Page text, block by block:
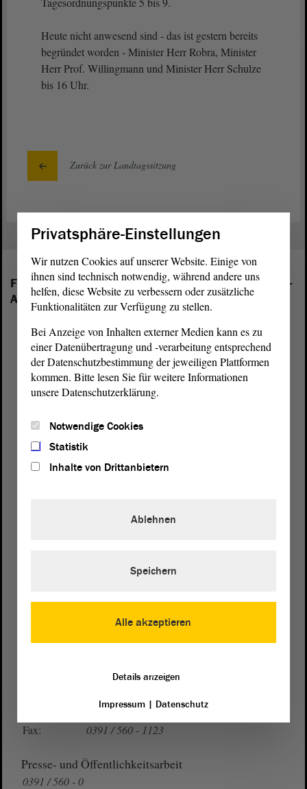
Heute nicht anwesend sind - das ist gestern bereits
begründet worden - Minister Herr Robra, Minister
Herr Prof. Willingmann und Minister Herr Schulze
bis 16 Uhr.
Zurück zur Landtagssitzung
Folgende Fraktionen sind im Landtag von Sachsen-
Anhalt vertreten:
von Sachsen-Anhalt
0391 / 560 - 0
Fax:
0391 / 560 - 1123
Presse- und Öffentlichkeitsarbeit
0391 / 560 - 0
Privatsphäre-Einstellungen
Wir nutzen Cookies auf unserer Website. Einige von
ihnen sind technisch notwendig, während andere uns
helfen, diese Website zu verbessern oder zusätzliche
Funktionalitäten zur Verfügung zu stellen.
Bei Anzeige von Inhalten externer Medien kann es zu
einer Datenübertragung und -verarbeitung entsprechend
der Datenschutzbestimmung der jeweiligen Plattformen
kommen. Bitte lesen Sie für weitere Informationen
unsere Datenschutzerklärung.
Notwendige Cookies
Statistik
Inhalte von Drittanbietern
Alle akzeptieren
Ablehnen
Speichern
Details anzeigen
Impressum| Datenschutz